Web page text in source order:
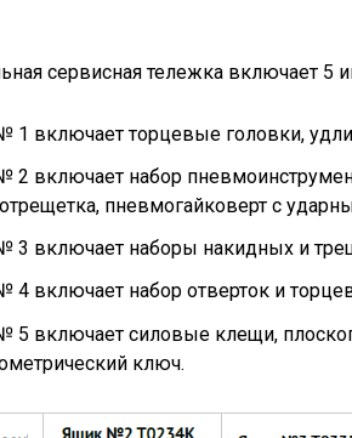
сервисная тележка включает 5
1 включает торцевые головки,
2 включает набор
пневмогайковерт с
3 включает наборы накидных и
4 включает набор отверток и
5 включает силовые клещи,
ключ.